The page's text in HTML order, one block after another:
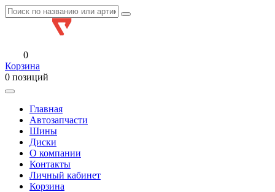
0
Корзина
0 позиций
Главная
Автозапчасти
Шины
Диски
О компании
Контакты
Личный кабинет
Корзина